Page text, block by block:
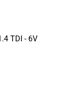
TDI - 6V